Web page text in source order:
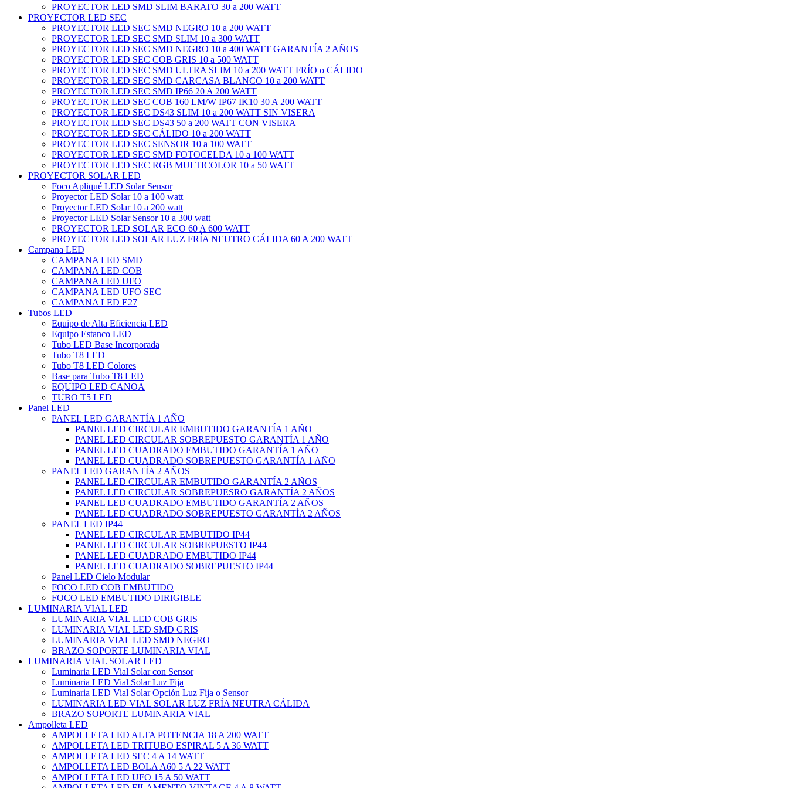
PROYECTOR LED SMD SLIM BARATO 30 a 200 WATT
PROYECTOR LED SEC
PROYECTOR LED SEC SMD NEGRO 10 a 200 WATT
PROYECTOR LED SEC SMD SLIM 10 a 300 WATT
PROYECTOR LED SEC SMD NEGRO 10 a 400 WATT GARANTÍA 2 AÑOS
PROYECTOR LED SEC COB GRIS 10 a 500 WATT
PROYECTOR LED SEC SMD ULTRA SLIM 10 a 200 WATT FRÍO o CÁLIDO
PROYECTOR LED SEC SMD CARCASA BLANCO 10 a 200 WATT
PROYECTOR LED SEC SMD IP66 20 A 200 WATT
PROYECTOR LED SEC COB 160 LM/W IP67 IK10 30 A 200 WATT
PROYECTOR LED SEC DS43 SLIM 10 a 200 WATT SIN VISERA
PROYECTOR LED SEC DS43 50 a 200 WATT CON VISERA
PROYECTOR LED SEC CÁLIDO 10 a 200 WATT
PROYECTOR LED SEC SENSOR 10 a 100 WATT
PROYECTOR LED SEC SMD FOTOCELDA 10 a 100 WATT
PROYECTOR LED SEC RGB MULTICOLOR 10 a 50 WATT
PROYECTOR SOLAR LED
Foco Apliqué LED Solar Sensor
Proyector LED Solar 10 a 100 watt
Proyector LED Solar 10 a 200 watt
Proyector LED Solar Sensor 10 a 300 watt
PROYECTOR LED SOLAR ECO 60 A 600 WATT
PROYECTOR LED SOLAR LUZ FRÍA NEUTRO CÁLIDA 60 A 200 WATT
Campana LED
CAMPANA LED SMD
CAMPANA LED COB
CAMPANA LED UFO
CAMPANA LED UFO SEC
CAMPANA LED E27
Tubos LED
Equipo de Alta Eficiencia LED
Equipo Estanco LED
Tubo LED Base Incorporada
Tubo T8 LED
Tubo T8 LED Colores
Base para Tubo T8 LED
EQUIPO LED CANOA
TUBO T5 LED
Panel LED
PANEL LED GARANTÍA 1 AÑO
PANEL LED CIRCULAR EMBUTIDO GARANTÍA 1 AÑO
PANEL LED CIRCULAR SOBREPUESTO GARANTÍA 1 AÑO
PANEL LED CUADRADO EMBUTIDO GARANTÍA 1 AÑO
PANEL LED CUADRADO SOBREPUESTO GARANTÍA 1 AÑO
PANEL LED GARANTÍA 2 AÑOS
PANEL LED CIRCULAR EMBUTIDO GARANTÍA 2 AÑOS
PANEL LED CIRCULAR SOBREPUESRO GARANTÍA 2 AÑOS
PANEL LED CUADRADO EMBUTIDO GARANTÍA 2 AÑOS
PANEL LED CUADRADO SOBREPUESTO GARANTÍA 2 AÑOS
PANEL LED IP44
PANEL LED CIRCULAR EMBUTIDO IP44
PANEL LED CIRCULAR SOBREPUESTO IP44
PANEL LED CUADRADO EMBUTIDO IP44
PANEL LED CUADRADO SOBREPUESTO IP44
Panel LED Cielo Modular
FOCO LED COB EMBUTIDO
FOCO LED EMBUTIDO DIRIGIBLE
LUMINARIA VIAL LED
LUMINARIA VIAL LED COB GRIS
LUMINARIA VIAL LED SMD GRIS
LUMINARIA VIAL LED SMD NEGRO
BRAZO SOPORTE LUMINARIA VIAL
LUMINARIA VIAL SOLAR LED
Luminaria LED Vial Solar con Sensor
Luminaria LED Vial Solar Luz Fija
Luminaria LED Vial Solar Opción Luz Fija o Sensor
LUMINARIA LED VIAL SOLAR LUZ FRÍA NEUTRA CÁLIDA
BRAZO SOPORTE LUMINARIA VIAL
Ampolleta LED
AMPOLLETA LED ALTA POTENCIA 18 A 200 WATT
AMPOLLETA LED TRITUBO ESPIRAL 5 A 36 WATT
AMPOLLETA LED SEC 4 A 14 WATT
AMPOLLETA LED BOLA A60 5 A 22 WATT
AMPOLLETA LED UFO 15 A 50 WATT